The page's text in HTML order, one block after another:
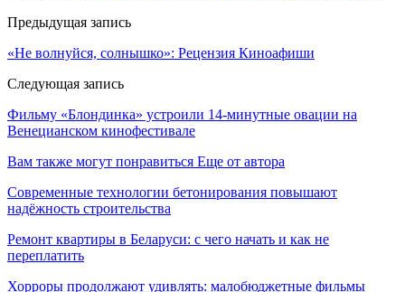
Предыдущая запись
«Не волнуйся, солнышко»: Рецензия Киноафиши
Следующая запись
Фильму «Блондинка» устроили 14-минутные овации на
Венецианском кинофестивале
Вам также могут понравиться Еще от автора
Современные технологии бетонирования повышают
надёжность строительства
Ремонт квартиры в Беларуси: с чего начать и как не
переплатить
Хорроры продолжают удивлять: малобюджетные фильмы